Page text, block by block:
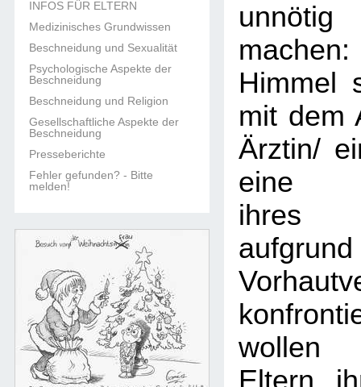
INFOS FÜR ELTERN
Medizinisches Grundwissen
Beschneidung und Sexualität
Psychologische Aspekte der
Beschneidung
Beschneidung und Religion
Gesellschaftliche Aspekte der
Beschneidung
Presseberichte
Fehler gefunden? - Bitte
melden!
Himmel
mit dem
Ärztin/
eine
ihres
wollen
Eltern